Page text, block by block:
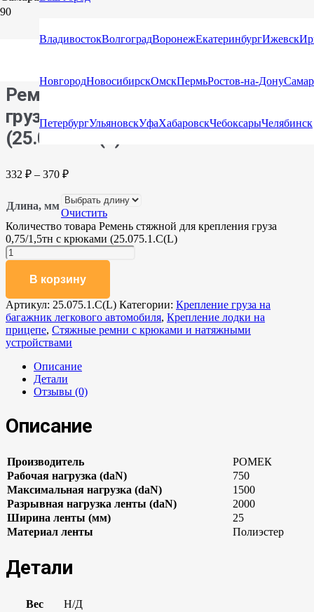
ВладивостокВолгоградВоронежЕкатеринбургИжевск
НовгородНовосибирскОмскПермьРостов-на-Дону
ПетербургУльяновскУфаХабаровскЧебоксарыЧелябинск
Главная/Каталог/Стяжные ремни/Стяжные ремни с
Ремень стяжной для крепления
груза 0,75/1,5тн с крюками
(25.075.1.С(L)
332 ₽ – 370 ₽
Длина, мм
Очистить
Количество товара Ремень стяжной для крепления груза
0,75/1,5тн с крюками (25.075.1.С(L)
В корзину
Артикул: 25.075.1.С(L) Категории: Крепление груза на
багажник легкового автомобиля, Крепление лодки на
прицепе, Стяжные ремни с крюками и натяжными
устройствами
Описание
Детали
Отзывы (0)
Описание
Производитель
РОМЕК
Рабочая нагрузка (daN)
750
Максимальная нагрузка (daN)
1500
Разрывная нагрузка ленты (daN)
2000
Ширина ленты (мм)
25
Материал ленты
Полиэстер
Детали
Вес
Н/Д